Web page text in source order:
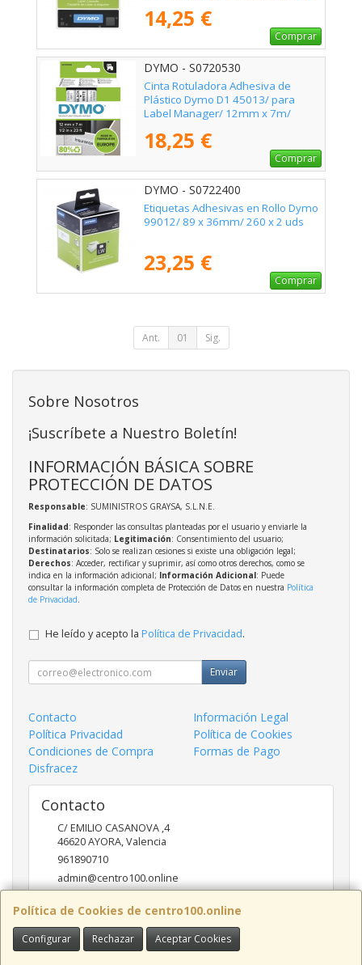
14,25 €
Comprar
DYMO - S0720530
Cinta Rotuladora Adhesiva de
Plástico Dymo D1 45013/ para
Label Manager/ 12mm x 7m/
18,25 €
Comprar
DYMO - S0722400
Etiquetas Adhesivas en Rollo Dymo
99012/ 89 x 36mm/ 260 x 2 uds
23,25 €
Comprar
Ant. 01 Sig.
Política de Cookies de centro100.online
Configurar Rechazar Aceptar Cookies
Sobre Nosotros
¡Suscríbete a Nuestro Boletín!
INFORMACIÓN BÁSICA SOBRE
PROTECCIÓN DE DATOS
Responsable: SUMINISTROS GRAYSA, S.L.N.E.
Finalidad: Responder las consultas planteadas por el usuario y enviarle la
información solicitada; Legitimación: Consentimiento del usuario;
Destinatarios: Solo se realizan cesiones si existe una obligación legal;
Derechos: Acceder, rectificar y suprimir, así como otros derechos, como se
indica en la información adicional; Información Adicional: Puede
consultar la información completa de Protección de Datos en nuestra Política
de Privacidad.
He leído y acepto la Política de Privacidad.
Enviar
Contacto
Información Legal
Política Privacidad
Política de Cookies
Condiciones de Compra
Formas de Pago
Disfracez
Contacto
C/ EMILIO CASANOVA ,4
46620AYORA,Valencia
961890710
admin@centro100.online
Horario
LUNES A VIERNES 9'30 - 14'00 / 17'00 - 20 '30 SABADOS 9'30